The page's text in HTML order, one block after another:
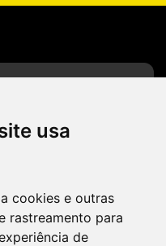
usa
cookies e outras
rastreamento para
de
Brasil 21, 20º
915 - Brasília/DF